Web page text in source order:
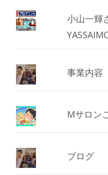
小山一輝
事業内容
Mサロン
ブログ